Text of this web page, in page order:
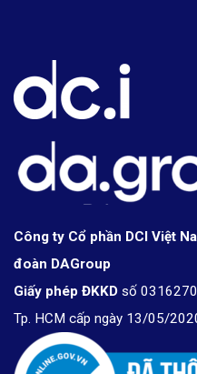
Công ty Cổ phần DCI Việt
đoàn DAGroup
Giấy phép ĐKKD số
Tp. HCM cấp ngày 13/05/